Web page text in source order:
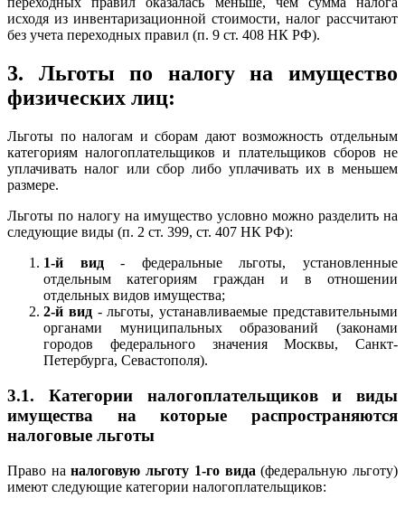
исходя из инвентаризационной стоимости, налог рассчитают
без учета переходных правил (п. 9 ст. 408 НК РФ).
3. Льготы по налогу на имущество
физических лиц:
Льготы по налогам и сборам дают возможность отдельным
категориям налогоплательщиков и плательщиков сборов не
уплачивать налог или сбор либо уплачивать их в меньшем
размере.
Льготы по налогу на имущество условно можно разделить на
следующие виды (п. 2 ст. 399, ст. 407 НК РФ):
1-й вид- федеральные льготы, установленные
отдельным категориям граждан и в отношении
отдельных видов имущества;
2-й вид- льготы, устанавливаемые представительными
органами муниципальных образований (законами
городов федерального значения Москвы, Санкт-
Петербурга, Севастополя).
3.1. Категории налогоплательщиков и виды
имущества на которые распространяются
налоговые льготы
Право наналоговую льготу 1-го вида (федеральную льготу)
имеют следующие категории налогоплательщиков: